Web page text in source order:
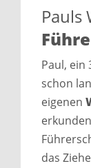
Pauls
Paul,
schon
eigenen
das